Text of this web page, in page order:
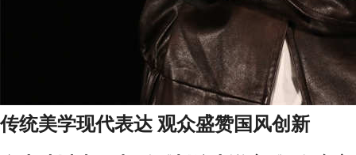
传统美学现代表达 观众盛赞国风创新